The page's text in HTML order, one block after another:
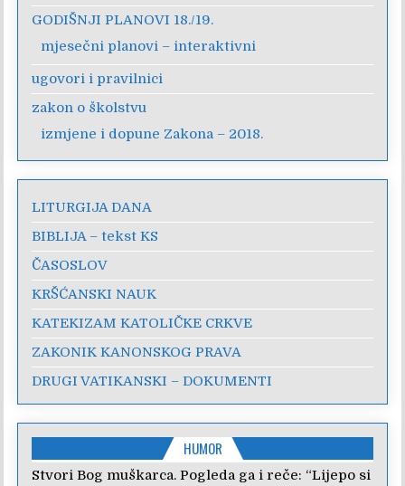
GODIŠNJI PLANOVI 18./19.
mjesečni planovi – interaktivni
ugovori i pravilnici
zakon o školstvu
izmjene i dopune Zakona – 2018.
LITURGIJA DANA
BIBLIJA – tekst KS
ČASOSLOV
KRŠĆANSKI NAUK
KATEKIZAM KATOLIČKE CRKVE
ZAKONIK KANONSKOG PRAVA
DRUGI VATIKANSKI – DOKUMENTI
HUMOR
Stvori Bog muškarca. Pogleda ga i reče: “Lijepo si